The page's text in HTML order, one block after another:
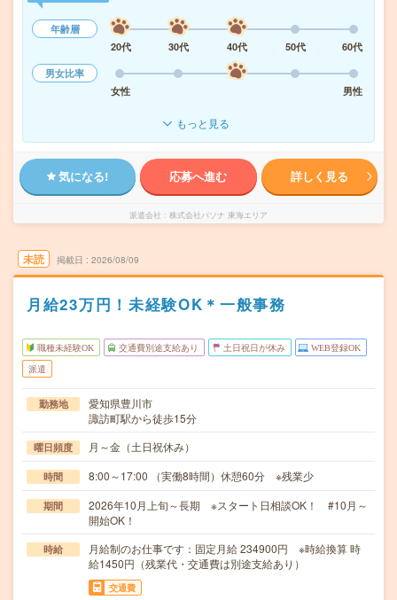
年齢層
20代
30代 40代 50代
60代
男女比率
女性
男性
もっと見る
気になる! 応募へ進む 詳しく見る
派遣会社 株式会社パソナ 東海エリア
未読 掲載日 2026/08/09
月給23万円！未経験OK＊一般事務
職種未経験OK 交通費別途支給あり 土日祝日が休み WEB登録OK
派遣
勤務地
愛知県豊川市
諏訪町駅から徒歩15分
曜日頻度 月～金（土日祝休み）
時間 8:00～17:00 （実働8時間）休憩60分 ※残業少
期間
2026年10月上旬～長期 ※スタート日相談OK！ #10月～
開始OK！
時給
月給制のお仕事です：固定月給 234900円 ※時給換算 時
給1450円（残業代・交通費は別途支給あり）
交通費